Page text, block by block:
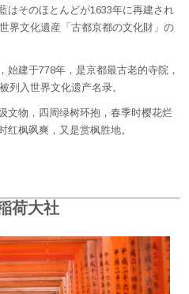
はそのほとんどが1633年に再建され
界文化遺産「古都京都の文化財」の
始建于778年， 是京都最古老的寺院，
列入世界文化遗产名录。
文物，四周绿树环抱，春季时樱花烂
红枫飒爽， 又是赏枫胜地。
荷大社